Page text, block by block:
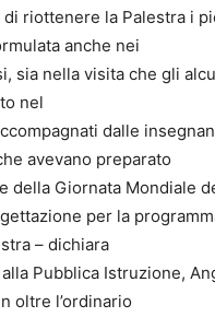
di riottenere la Palestra i
anche nei
sia nella visita che gli
nel
dalle
avevano preparato
della Giornata Mondiale
per la
– dichiara
alla Pubblica Istruzione,
oltre l’ordinario